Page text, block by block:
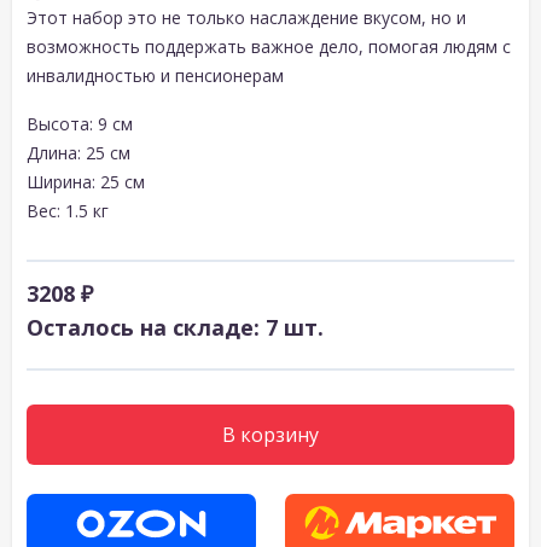
Этот набор это не только наслаждение вкусом, но и
возможность поддержать важное дело, помогая людям с
инвалидностью и пенсионерам
Высота: 9 см
Длина: 25 см
Ширина: 25 см
Вес: 1.5 кг
3208 ₽
Осталось на складе: 7 шт.
В корзину